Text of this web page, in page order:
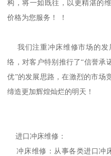
构，将一如既往，以更精湛的
价格为您服务！ ！
我们注重冲床维修市场的发
络，对客户特别推行了“信誉承
优”的发展思路，在激烈的市场
缔造更加辉煌灿烂的明天！
进口冲床维修：
冲床维修：从事各类进口冲